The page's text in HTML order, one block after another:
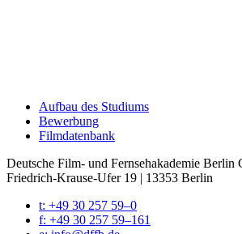
Auf­bau des Stu­di­ums
Bewer­bung
Film­da­ten­bank
Deutsche Film- und Fernseh­akademie Berlin
Friedrich-Krause-Ufer 19 | 13353 Berlin
t: +49 30 257 59–0
f: +49 30 257 59–161